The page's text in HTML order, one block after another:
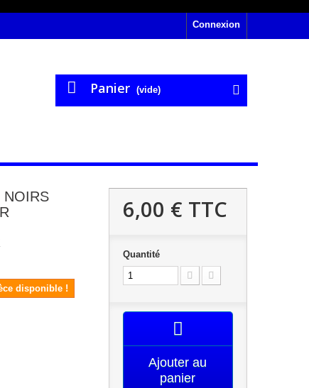
Connexion
Panier (vide)
NOIRS
disponible !
6,00 € TTC
Quantité
Ajouter au
panier